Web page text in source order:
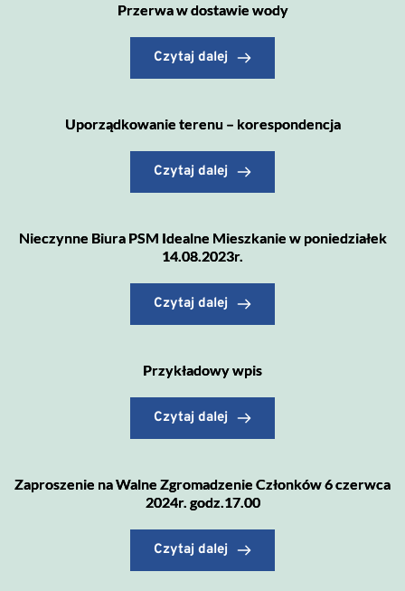
Przerwa w dostawie wody
Czytaj dalej
Uporządkowanie terenu – korespondencja
Czytaj dalej
Nieczynne Biura PSM Idealne Mieszkanie w poniedziałek
14.08.2023r.
Czytaj dalej
Przykładowy wpis
Czytaj dalej
Zaproszenie na Walne Zgromadzenie Członków 6 czerwca
2024r. godz.17.00
Czytaj dalej